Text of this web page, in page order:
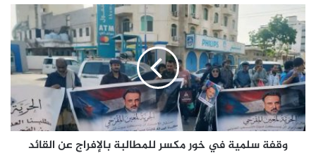
برهان
:سلمية
في
خور
مكسر
للمطالبة
بالإفراج
عن
القائد
معينوقفة سلمية في خور مكسر للمطالبة بالإفراج عن القائد